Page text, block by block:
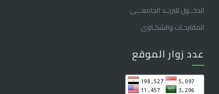
الدخــول للبريــد الجامعـــى
المقترحـات والشكـاوى
عدد زوار الموقع